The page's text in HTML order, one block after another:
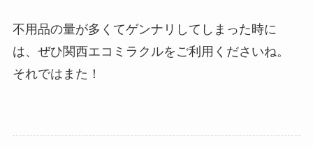
不用品の量が多くてゲンナリしてしまった時に
は、ぜひ関西エコミラクルをご利用くださいね。
それではまた！